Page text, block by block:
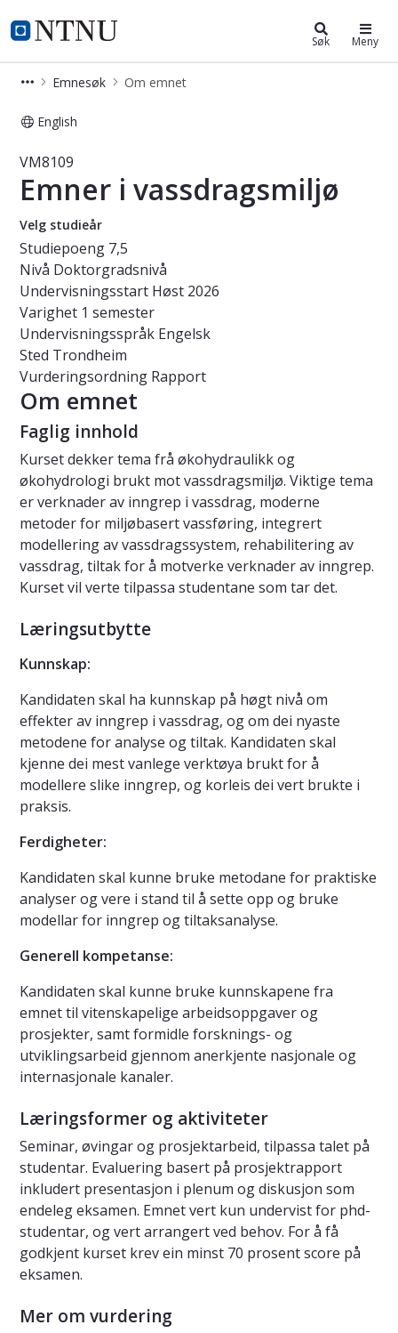
NTNU Hjemmeside
Studier Søk Meny
Emnesøk Om emnet
English
Emne - Emner i vassdragsmiljø -
VM8109
Emner i vassdragsmiljø
Velg studieår
Studiepoeng 7,5
Nivå Doktorgradsnivå
Undervisningsstart Høst 2026
Varighet 1 semester
Undervisningsspråk Engelsk
Sted Trondheim
Vurderingsordning Rapport
Om emnet
Faglig innhold
Kurset dekker tema frå økohydraulikk og
økohydrologi brukt mot vassdragsmiljø. Viktige tema
er verknader av inngrep i vassdrag, moderne
metoder for miljøbasert vassføring, integrert
modellering av vassdragssystem, rehabilitering av
vassdrag, tiltak for å motverke verknader av inngrep.
Kurset vil verte tilpassa studentane som tar det.
Læringsutbytte
Kunnskap:
Kandidaten skal ha kunnskap på høgt nivå om
effekter av inngrep i vassdrag, og om dei nyaste
metodene for analyse og tiltak. Kandidaten skal
kjenne dei mest vanlege verktøya brukt for å
modellere slike inngrep, og korleis dei vert brukte i
praksis.
Ferdigheter:
Kandidaten skal kunne bruke metodane for praktiske
analyser og vere i stand til å sette opp og bruke
modellar for inngrep og tiltaksanalyse.
Generell kompetanse:
Kandidaten skal kunne bruke kunnskapene fra
emnet til vitenskapelige arbeidsoppgaver og
prosjekter, samt formidle forsknings- og
utviklingsarbeid gjennom anerkjente nasjonale og
internasjonale kanaler.
Læringsformer og aktiviteter
Seminar, øvingar og prosjektarbeid, tilpassa talet på
studentar. Evaluering basert på prosjektrapport
inkludert presentasjon i plenum og diskusjon som
endeleg eksamen. Emnet vert kun undervist for phd-
studentar, og vert arrangert ved behov. For å få
godkjent kurset krev ein minst 70 prosent score på
eksamen.
Mer om vurdering